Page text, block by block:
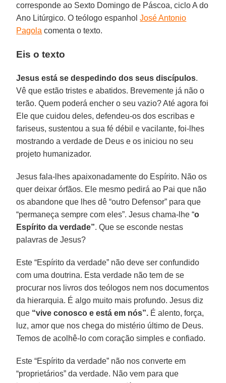
corresponde ao Sexto Domingo de Páscoa, ciclo A do
Ano Litúrgico. O teólogo espanholJosé Antonio
Pagola comenta o texto.
Eis o texto
Jesus está se despedindo dos seus discípulos.
Vê que estão tristes e abatidos. Brevemente já não o
terão. Quem poderá encher o seu vazio? Até agora foi
Ele que cuidou deles, defendeu-os dos escribas e
fariseus, sustentou a sua fé débil e vacilante, foi-lhes
mostrando a verdade de Deus e os iniciou no seu
projeto humanizador.
Jesus fala-lhes apaixonadamente do Espírito. Não os
quer deixar órfãos. Ele mesmo pedirá ao Pai que não
os abandone que lhes dê “outro Defensor” para que
“permaneça sempre com eles”. Jesus chama-lhe “o
Espírito da verdade”. Que se esconde nestas
palavras de Jesus?
Este “Espírito da verdade” não deve ser confundido
com uma doutrina. Esta verdade não tem de se
procurar nos livros dos teólogos nem nos documentos
da hierarquia. É algo muito mais profundo. Jesus diz
que “vive conosco e está em nós”. É alento, força,
luz, amor que nos chega do mistério último de Deus.
Temos de acolhê-lo com coração simples e confiado.
Este “Espírito da verdade” não nos converte em
“proprietários” da verdade. Não vem para que